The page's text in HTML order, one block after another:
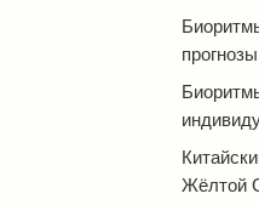
Жёлтой